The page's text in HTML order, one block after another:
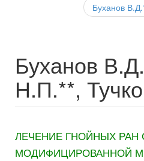
Буханов
Буханов
Н.П.**,
ЛЕЧЕНИЕ ГНОЙНЫХ
МОДИФИЦИРОВАННОЙ